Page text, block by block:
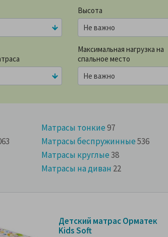
Высота
Максимальная нагрузка на
спальное место
Матрасы тонкие97
Матрасы беспружинные536
Матрасы круглые38
Матрасы на диван 22
Подушка в
подарок
Детский матрас Орматек
Kids Soft